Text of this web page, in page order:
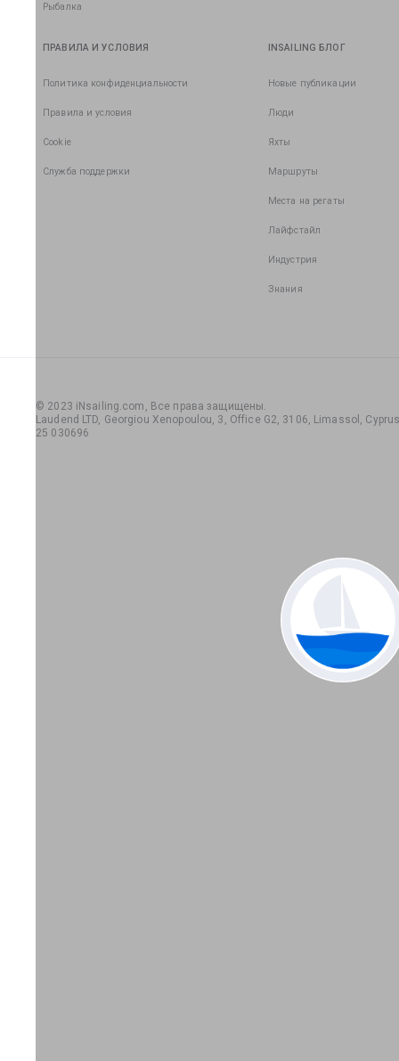
Рыбалка
ПРАВИЛА И УСЛОВИЯ
Политика конфиденциальности
Правила и условия
Cookie
Служба поддержки
INSAILING БЛОГ
Новые публикации
Люди
Яхты
Маршруты
Места на регаты
Лайфстайл
Индустрия
Знания
© 2023 iNsailing.com, Все права защищены.
Laudend LTD, Georgiou Xenopoulou, 3, Office G2, 3106, Limassol,
25 030696